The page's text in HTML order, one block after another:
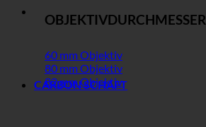
OBJEKTIVDURCHMESSER
60 mm Objektiv
80 mm Objektiv
82 mm Objektiv
CARBON SCHAFT